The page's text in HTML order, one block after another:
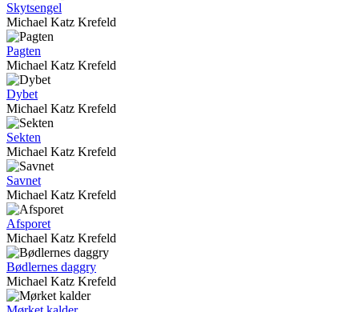
Skytsengel
Michael Katz Krefeld
Pagten
Michael Katz Krefeld
Dybet
Michael Katz Krefeld
Sekten
Michael Katz Krefeld
Savnet
Michael Katz Krefeld
Afsporet
Michael Katz Krefeld
Bødlernes daggry
Michael Katz Krefeld